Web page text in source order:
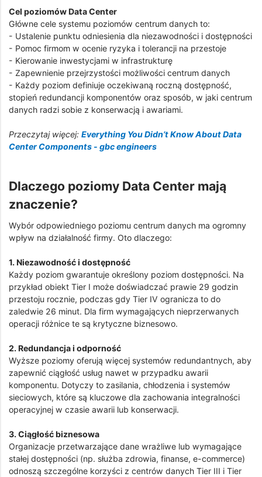
Cel poziomów Data Center
Główne cele systemu poziomów centrum danych to:
- Ustalenie punktu odniesienia dla niezawodności i dostępności
- Pomoc firmom w ocenie ryzyka i tolerancji na przestoje
- Kierowanie inwestycjami w infrastrukturę
- Zapewnienie przejrzystości możliwości centrum danych
- Każdy poziom definiuje oczekiwaną roczną dostępność,
stopień redundancji komponentów oraz sposób, w jaki centrum
danych radzi sobie z konserwacją i awariami.
Przeczytaj więcej: Everything You Didn’t Know About Data
Center Components - gbc engineers
Dlaczego poziomy Data Center mają
znaczenie?
Wybór odpowiedniego poziomu centrum danych ma ogromny
wpływ na działalność firmy. Oto dlaczego:
1. Niezawodność i dostępność
Każdy poziom gwarantuje określony poziom dostępności. Na
przykład obiekt Tier I może doświadczać prawie 29 godzin
przestoju rocznie, podczas gdy Tier IV ogranicza to do
zaledwie 26 minut. Dla firm wymagających nieprzerwanych
operacji różnice te są krytyczne biznesowo.
2. Redundancja i odporność
Wyższe poziomy oferują więcej systemów redundantnych, aby
zapewnić ciągłość usług nawet w przypadku awarii
komponentu. Dotyczy to zasilania, chłodzenia i systemów
sieciowych, które są kluczowe dla zachowania integralności
operacyjnej w czasie awarii lub konserwacji.
3. Ciągłość biznesowa
Organizacje przetwarzające dane wrażliwe lub wymagające
stałej dostępności (np. służba zdrowia, finanse, e-commerce)
odnoszą szczególne korzyści z centrów danych Tier III i Tier